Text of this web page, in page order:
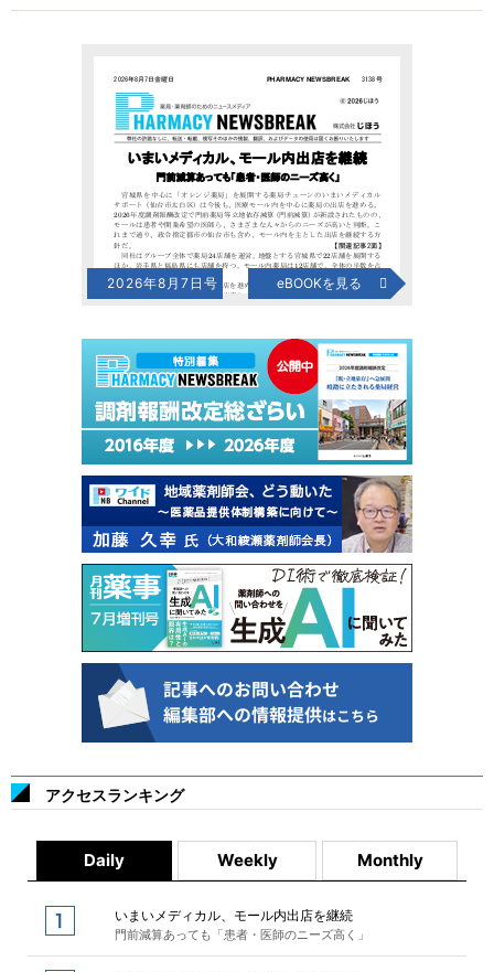
2026年8月7日号 eBOOKを見る
アクセスランキング
Daily Weekly Monthly
いまいメディカル、モール内出店を継続
門前減算あっても「患者・医師のニーズ高く」